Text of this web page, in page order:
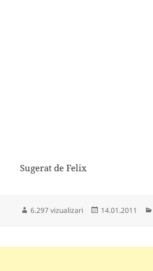
Sugerat de Felix
6.297 vizualizari
Publicat
14.01.2011